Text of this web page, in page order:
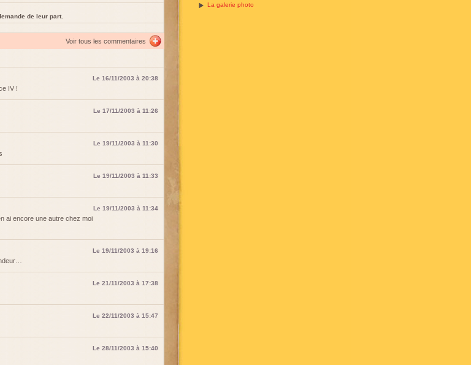
La galerie photo
de leur part.
Voir tous les commentaires
Le 16/11/2003 à 20:38
IV !
Le 17/11/2003 à 11:26
Le 19/11/2003 à 11:30
Le 19/11/2003 à 11:33
Le 19/11/2003 à 11:34
ai encore une autre chez moi
Le 19/11/2003 à 19:16
Le 21/11/2003 à 17:38
Le 22/11/2003 à 15:47
Le 28/11/2003 à 15:40